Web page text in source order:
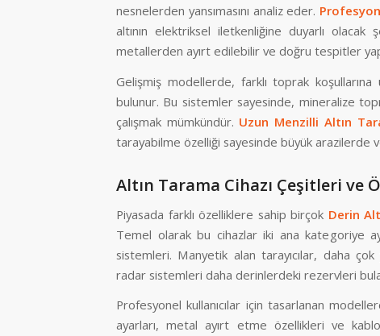
nesnelerden yansımasını analiz eder.
altının elektriksel iletkenliğine duyarlı olacak
metallerden ayırt edilebilir ve doğru tespitler
Gelişmiş modellerde, farklı toprak
bulunur. Bu sistemler sayesinde, mineralize
çalışmak mümkündür. Uzun Menzilli Altın
tarayabilme özelliği sayesinde büyük arazilerde
Altın Tarama Cihazı Çeşitleri ve
Piyasada farklı özelliklere sahip birçok Derin
Temel olarak bu cihazlar iki ana kategoriye
sistemleri. Manyetik alan tarayıcılar, daha
radar sistemleri daha derinlerdeki rezervleri
Profesyonel kullanıcılar için tasarlanan
ayarları, metal ayırt etme özellikleri ve